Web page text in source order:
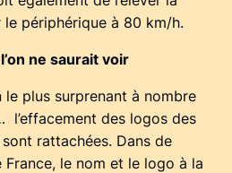
le périphérique à 80 km/h.
ne saurait voir
plus surprenant à nombre
l’effacement des logos des
rattachées. Dans de
France, le nom et le logo à la